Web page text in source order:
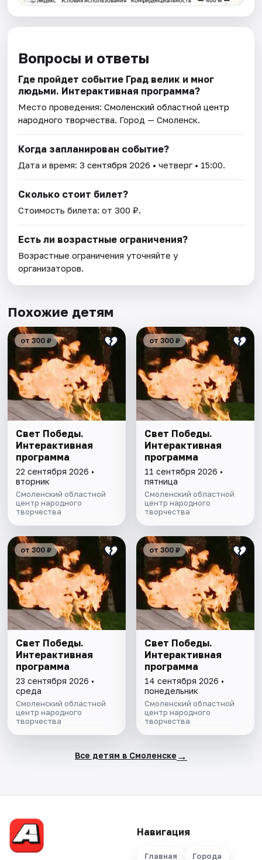
Вопросы и ответы
Где пройдет событие Град велик и мног
людьми. Интерактивная программа?
Место проведения:Смоленский областной центр
народного творчества. Город — Смоленск.
Когда запланирован событие?
Дата и время:3 сентября 2026 • четверг • 15:00.
Сколько стоит билет?
Стоимость билета: от 300 ₽.
Есть ли возрастные ограничения?
Возрастные ограничения уточняйте у
организаторов.
Похожие детям
от 300 ₽
Свет Победы.
Интерактивная
программа
22 сентября 2026 •
вторник
Смоленский областной
центр народного
творчества
от 300 ₽
Свет Победы.
Интерактивная
программа
11 сентября 2026 •
пятница
Смоленский областной
центр народного
творчества
от 300 ₽
Свет Победы.
Интерактивная
программа
23 сентября 2026 •
среда
Смоленский областной
центр народного
творчества
от 300 ₽
Свет Победы.
Интерактивная
программа
14 сентября 2026 •
понедельник
Смоленский областной
центр народного
творчества
Все детям в Смоленске →
Навигация
Главная Города